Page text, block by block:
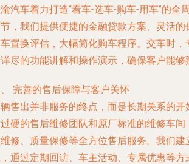
汽车着力打造“看车-选车-购车-用车”的全
，我们提供便捷的金融贷款方案、灵活
置换评估，大幅简化购车程序。交车时
尽的功能讲解和操作演示，确保客户能够
完善的售后保障与客户关怀
售出并非服务的终点，而是长期关系的
硬的售后维修团队和原厂标准的维修车
修、质量保修等全方位售后服务。我们
通过定期回访、车主活动、专属优惠等